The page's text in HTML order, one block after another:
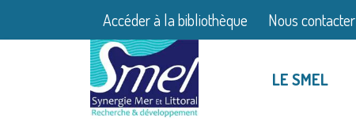
Accéder à la bibliothèque Nous contacter
LE SMEL